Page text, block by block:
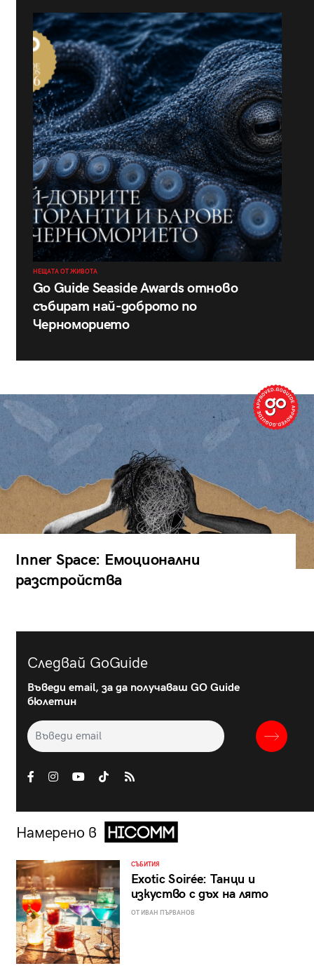
НЕЩАТА ОТ ЖИВОТА
Go Guide Seaside Awards отново
събират най-доброто по
Черноморието
Inner Space: Емоционални
разстройства
Следвай GoGuide
Въведи email, за да получаваш GO Guide
бюлетин
Намерено в
СЪБИТИЯ
Exotic Soirée: Танци и
изкуство с дъх на лято
ОТ ИВАН ПЪРВАНОВ